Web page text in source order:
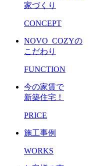
家づくり
CONCEPT
NOVO_COZYの
こだわり
FUNCTION
今の家賃で
新築住宅！
PRICE
施工事例
WORKS